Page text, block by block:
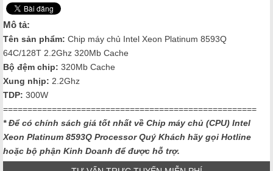
Mô tả:
Tên sản phẩm: Chip máy chủ Intel Xeon Platinum 8593Q
64C/128T 2.2Ghz 320Mb Cache
Bộ đệm chip: 320Mb Cache
Xung nhịp: 2.2Ghz
TDP: 300W
====================================================
* Để có chính sách giá tốt nhất về Chip máy chủ (CPU) Intel
Xeon Platinum 8593Q Processor Quý Khách hãy gọi Hotline
hoặc bộ phận Kinh Doanh để được hỗ trợ.